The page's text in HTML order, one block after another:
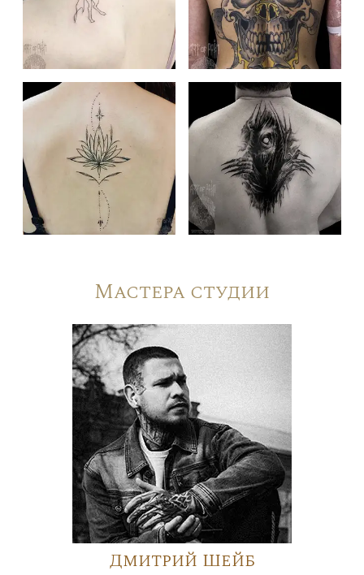
Мастера студии
Дмитрий Шейб